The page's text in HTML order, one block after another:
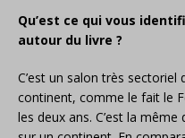
Qu’est ce qui vous
autour du livre ?
C’est un salon très sectoriel
continent, comme le fait le
les deux ans. C’est la